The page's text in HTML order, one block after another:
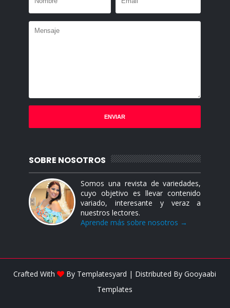
SOBRE NOSOTROS
Somos una revista de variedades,
cuyo objetivo es llevar contenido
variado, interesante y veraz a
nuestros lectores.
Aprende más sobre nosotros →
Crafted With By Templatesyard | Distributed ByGooyaabi
Templates